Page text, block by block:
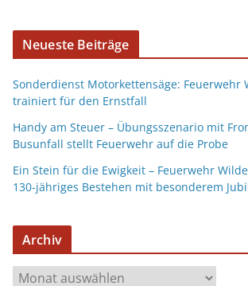
Neueste Beiträge
Sonderdienst Motorkettensäge: Feuerwehr
trainiert für den Ernstfall
Handy am Steuer – Übungsszenario mit
Busunfall stellt Feuerwehr auf die Probe
Ein Stein für die Ewigkeit – Feuerwehr
130-jähriges Bestehen mit besonderem
Archiv